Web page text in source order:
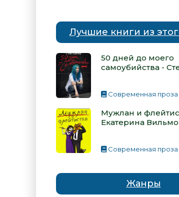
Лучшие книги из
50 дней до моего
самоубийства -
Современная проза
Мужлан и
Екатерина
Современная проза
Жанры